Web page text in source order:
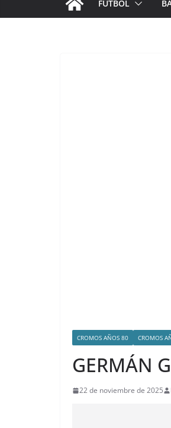
FÚTBOL
CROMOS AÑOS 80 CROMOS
GERMÁN
22 de noviembre de 2025